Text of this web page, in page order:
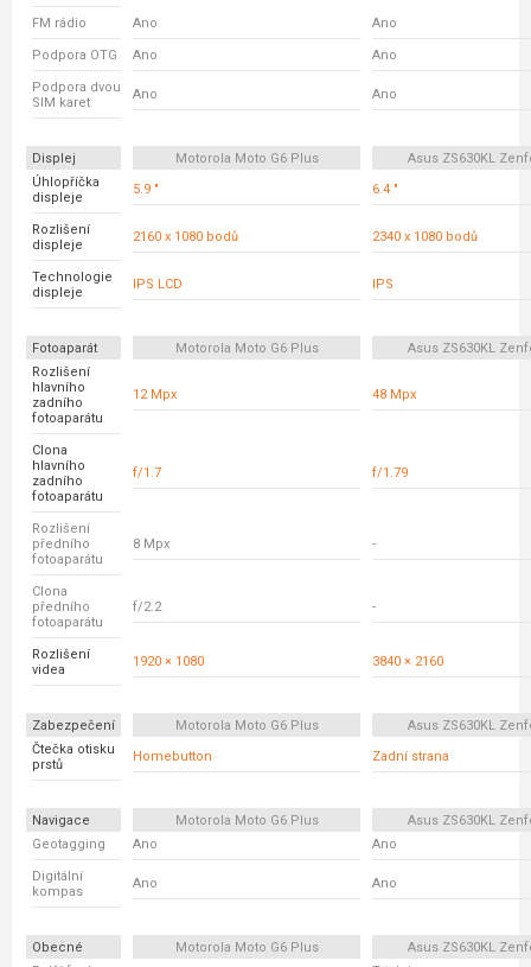
FM rádio Ano Ano
Podpora OTG Ano Ano
Podpora dvou
SIM karet
Ano Ano
Displej Motorola Moto G6 Plus
Asus ZS630KL
Úhlopříčka
displeje
5.9 " 6.4 "
Rozlišení
displeje
2160 x 1080 bodů 2340 x 1080 bodů
Technologie
displeje
IPS LCD IPS
Fotoaparát Motorola Moto G6 Plus
Asus ZS630KL
Rozlišení
hlavního
zadního
fotoaparátu
12 Mpx 48 Mpx
Clona
hlavního
zadního
fotoaparátu
f/1.7 f/1.79
Rozlišení
předního
fotoaparátu
8 Mpx -
Clona
předního
fotoaparátu
f/2.2 -
Rozlišení
videa
1920 × 1080 3840 × 2160
Zabezpečení Motorola Moto G6 Plus
Asus ZS630KL
Čtečka otisku
prstů
Homebutton Zadní strana
Navigace Motorola Moto G6 Plus
Asus ZS630KL
Geotagging
Ano Ano
Digitální
kompas
Ano Ano
Obecné Motorola Moto G6 Plus
Asus ZS630KL